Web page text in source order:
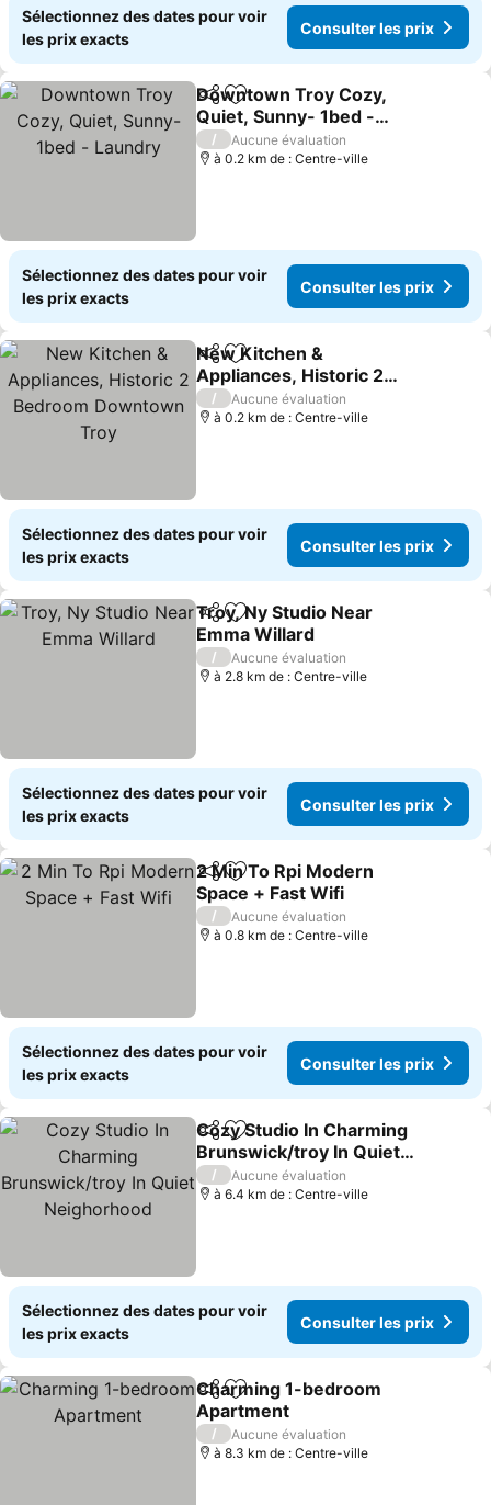
Sélectionnez des dates pour voir
les prix exacts
Consulter les prix
PartagerAjouter à mes favoris
Downtown Troy Cozy,
Quiet, Sunny- 1bed -
Laundry
Consulter les prix
/
Aucune évaluation
à 0.2 km de : Centre-ville
Sélectionnez des dates pour voir
les prix exacts
Consulter les prix
PartagerAjouter à mes favoris
New Kitchen &
Appliances, Historic 2
Bedroom Downtown Troy
Consulter les prix
/
Aucune évaluation
à 0.2 km de : Centre-ville
Sélectionnez des dates pour voir
les prix exacts
Consulter les prix
PartagerAjouter à mes favoris
Troy, Ny Studio Near
Emma Willard
Consulter les prix
/
Aucune évaluation
à 2.8 km de : Centre-ville
Sélectionnez des dates pour voir
les prix exacts
Consulter les prix
PartagerAjouter à mes favoris
2 Min To Rpi Modern
Space + Fast Wifi
Consulter les prix
/
Aucune évaluation
à 0.8 km de : Centre-ville
Sélectionnez des dates pour voir
les prix exacts
Consulter les prix
PartagerAjouter à mes favoris
Cozy Studio In Charming
Brunswick/troy In Quiet
Neighorhood
Consulter les prix
/
Aucune évaluation
à 6.4 km de : Centre-ville
Sélectionnez des dates pour voir
les prix exacts
Consulter les prix
PartagerAjouter à mes favoris
Charming 1-bedroom
Apartment
Consulter les prix
/
Aucune évaluation
à 8.3 km de : Centre-ville